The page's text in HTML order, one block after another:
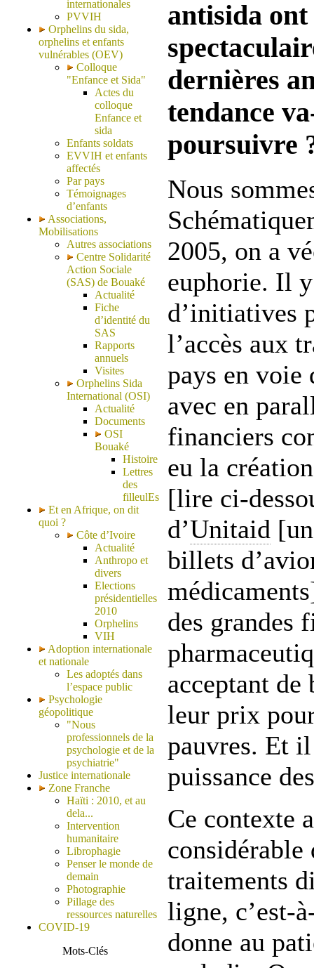
internationales
PVVIH
Orphelins du sida,
orphelins et enfants
vulnérables (OEV)
Colloque
"Enfance et Sida"
Actes du
colloque
Enfance et
sida
Enfants soldats
EVVIH et enfants
affectés
Par pays
Témoignages
d’enfants
Associations,
Mobilisations
Autres associations
Centre Solidarité
Action Sociale
(SAS) de Bouaké
Actualité
Fiche
d’identité du
SAS
Rapports
annuels
Visites
Orphelins Sida
International (OSI)
Actualité
Documents
OSI
Bouaké
Histoire
Lettres
des
filleulEs
Et en Afrique, on dit
quoi ?
Côte d’Ivoire
Actualité
Anthropo et
divers
Elections
présidentielles
2010
Orphelins
VIH
Adoption internationale
et nationale
Les adoptés dans
l’espace public
Psychologie
géopolitique
"Nous
professionnels de la
psychologie et de la
psychiatrie"
Justice internationale
Zone Franche
Haïti : 2010, et au
dela...
Intervention
humanitaire
Librophagie
Penser le monde de
demain
Photographie
Pillage des
ressources naturelles
COVID-19
Mots-Clés
antisida ont
dernières
tendance
poursuivre
Nous
2005, on a
euphorie. Il
d’initiatives
l’accès aux
pays en voie
avec en
financiers
eu la
[lire ci-
d’Unitaid
billets
des grandes
acceptant de
leur prix
pauvres. Et
puissance
Ce contexte
considérable
traitements
ligne, c’est-
donne au